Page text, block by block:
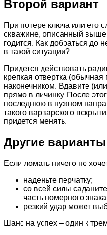
Второй вариант
При потере ключа или его
скважине, описанный выше
годится. Как добраться до
в такой ситуации?
Придется действовать
крепкая отвертка
наконечником. Вдавите
прямо в личинку. После
последнюю в нужном
такого варварского
придется менять.
Другие варианты
Если ломать ничего не
наденьте перчатку;
со всей силы
часть номерного знака;
резкий удар может
Шанс на успех – один к